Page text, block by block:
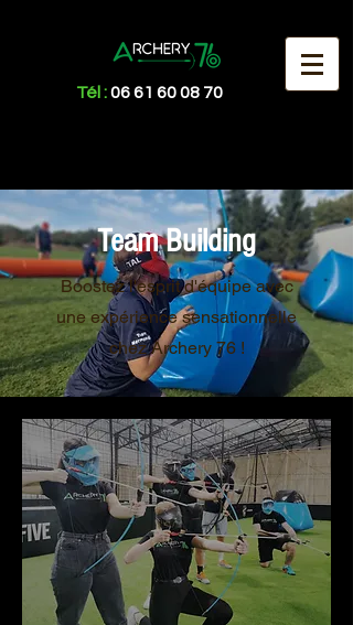
Tél :06 61 60 08 70
Team Building
Boostez l'esprit d'équipe avec
une expérience sensationnelle
chez Archery 76 !